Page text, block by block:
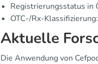
Registrierungsstatus in
OTC-/Rx-
Aktuelle
Die Anwendung von